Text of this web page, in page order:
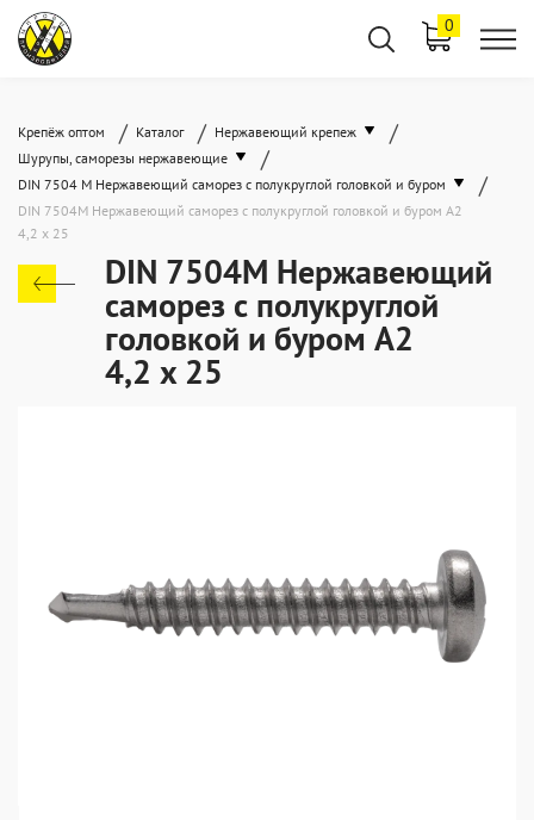
0
Крепёж оптом / Каталог / Нержавеющий крепеж /
Шурупы, саморезы нержавеющие /
DIN 7504 M Нержавеющий саморез с полукруглой головкой и буром /
DIN 7504M Нержавеющий саморез с полукруглой головкой и буром А2
4,2 x 25
DIN 7504M Нержавеющий
саморез с полукруглой
головкой и буром А2
4,2 x 25